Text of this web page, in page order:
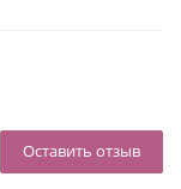
Оставить отзыв